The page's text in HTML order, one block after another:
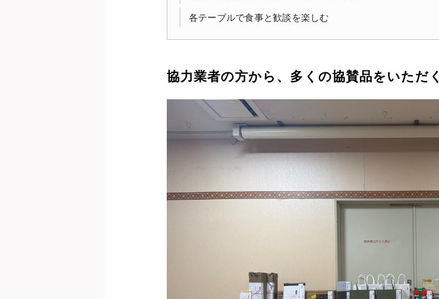
各テーブルで食事と歓談を楽しむ
協力業者の方から、多くの協賛品をいただく